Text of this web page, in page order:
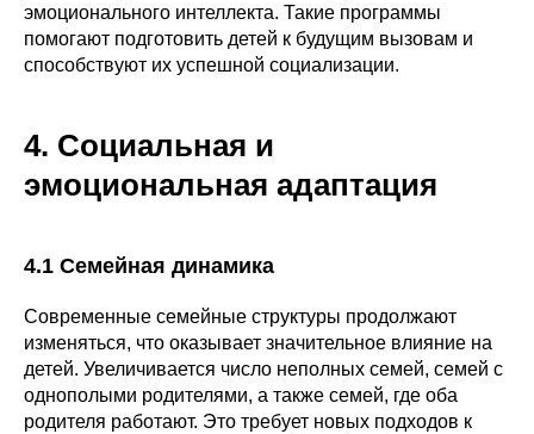
эмоционального интеллекта. Такие программы
помогают подготовить детей к будущим вызовам и
способствуют их успешной социализации.
4. Социальная и
эмоциональная адаптация
4.1 Семейная динамика
Современные семейные структуры продолжают
изменяться, что оказывает значительное влияние на
детей. Увеличивается число неполных семей, семей с
однополыми родителями, а также семей, где оба
родителя работают. Это требует новых подходов к